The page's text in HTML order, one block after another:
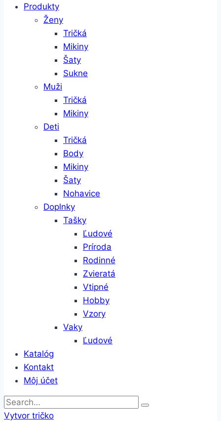
Produkty
Ženy
Tričká
Mikiny
Šaty
Sukne
Muži
Tričká
Mikiny
Deti
Tričká
Body
Mikiny
Šaty
Nohavice
Doplnky
Tašky
Ľudové
Príroda
Rodinné
Zvieratá
Vtipné
Hobby
Vzory
Vaky
Ľudové
Katalóg
Kontakt
Môj účet
Vytvor tričko